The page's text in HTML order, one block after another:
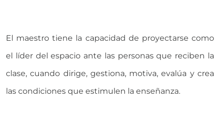
El maestro tiene la capacidad de proyectarse como
el líder del espacio ante las personas que reciben la
clase, cuando dirige, gestiona, motiva, evalúa y crea
las condiciones que estimulen la enseñanza.